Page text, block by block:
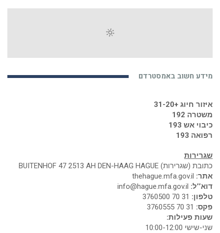
מידע חשוב באמסטרדם
איזור חיוג +31-20
משטרה 192
כיבוי אש 193
רפואה 193
שגרירות
כתובת (שגרירות) BUITENHOF 47 2513 AH DEN-HAAG HAGUE
אתר:
דוא’’ל:
טלפון:
פקס:
שעות פעילות:
שני-שישי 10:00-12:00